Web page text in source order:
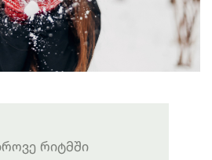
რიტმში